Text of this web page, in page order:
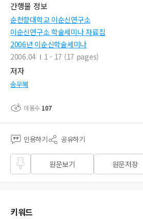
간행물 정보
순천향대학교 이순신연구소
이순신연구소 학술세미나 자료집
2006년 이순신학술세미나
2006.04
1 - 17 (17 pages)
저자
송우혜
이용수 107
인용하기 공유하기
즐겨
찾기
원문보기 원문저장
키워드